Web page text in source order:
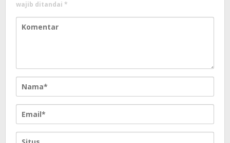
wajib ditandai *